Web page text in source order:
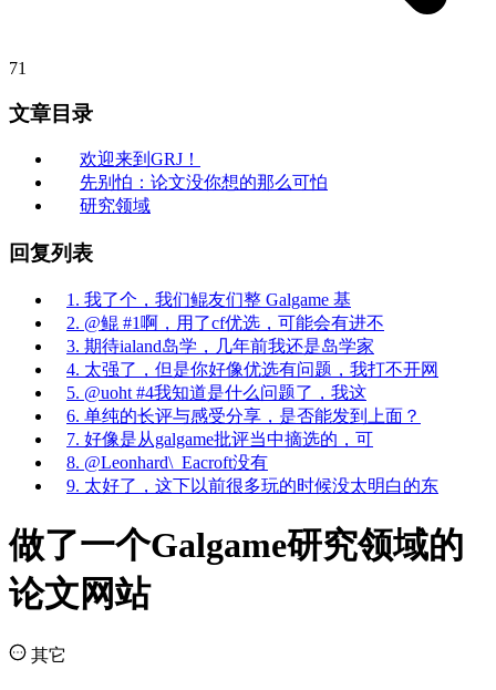
71
文章目录
欢迎来到GRJ！
先别怕：论文没你想的那么可怕
研究领域
回复列表
1. 我了个，我们鲲友们整 Galgame 基
2. @鲲 #1啊，用了cf优选，可能会有进不
3. 期待ialand岛学，几年前我还是岛学家
4. 太强了，但是你好像优选有问题，我打不开网
5. @uoht #4我知道是什么问题了，我这
6. 单纯的长评与感受分享，是否能发到上面？
7. 好像是从galgame批评当中摘选的，可
8. @Leonhard\_Eacroft没有
9. 太好了，这下以前很多玩的时候没太明白的东
做了一个Galgame研究领域的
论文网站
其它